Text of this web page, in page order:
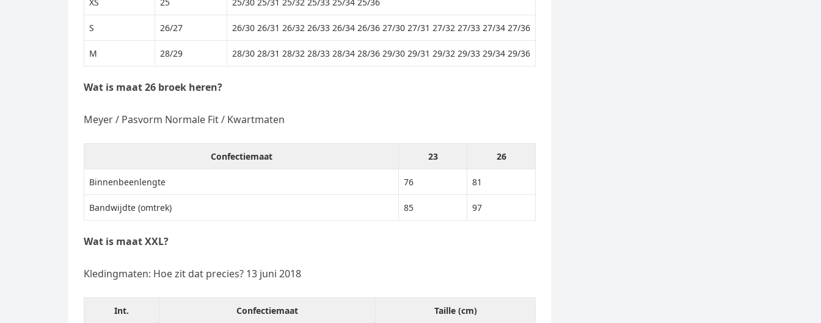
S 26/27 26/30 26/31 26/32 26/33 26/34 26/36 27/30 27/31 27/32 27/33 27/34 27/36
M 28/29 28/30 28/31 28/32 28/33 28/34 28/36 29/30 29/31 29/32 29/33 29/34 29/36
Wat is maat 26 broek heren?
Meyer / Pasvorm Normale Fit / Kwartmaten
Confectiemaat 23 26
Binnenbeenlengte 76 81
Bandwijdte (omtrek) 85 97
Wat is maat XXL?
Kledingmaten: Hoe zit dat precies? 13 juni 2018
Int. Confectiemaat Taille (cm)